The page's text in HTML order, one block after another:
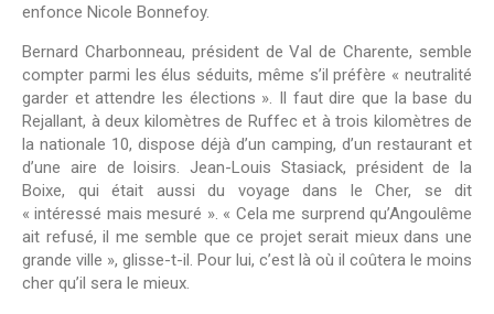
enfonce Nicole Bonnefoy.
Bernard Charbonneau, président de Val de Charente, semble
compter parmi les élus séduits, même s’il préfère « neutralité
garder et attendre les élections ». Il faut dire que la base du
Rejallant, à deux kilomètres de Ruffec et à trois kilomètres de
la nationale 10, dispose déjà d’un camping, d’un restaurant et
d’une aire de loisirs. Jean-Louis Stasiack, président de la
Boixe, qui était aussi du voyage dans le Cher, se dit
« intéressé mais mesuré ». « Cela me surprend qu’Angoulême
ait refusé, il me semble que ce projet serait mieux dans une
grande ville », glisse-t-il. Pour lui, c’est là où il coûtera le moins
cher qu’il sera le mieux.